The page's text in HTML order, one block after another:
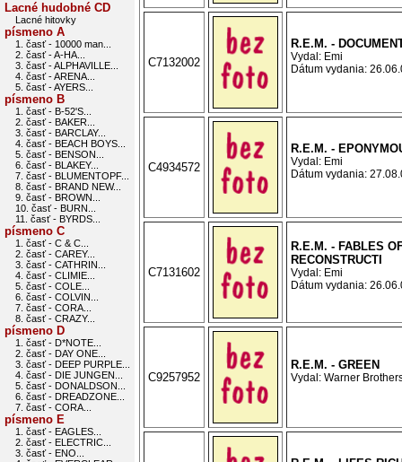
Lacné hudobné CD
Lacné hitovky
písmeno A
1. časť - 10000 man...
2. časť - A-HA...
3. časť - ALPHAVILLE...
4. časť - ARENA...
5. časť - AYERS...
písmeno B
1. časť - B-52'S...
2. časť - BAKER...
3. časť - BARCLAY...
4. časť - BEACH BOYS...
5. časť - BENSON...
6. časť - BLAKEY...
7. časť - BLUMENTOPF...
8. časť - BRAND NEW...
9. časť - BROWN...
10. časť - BURN...
11. časť - BYRDS...
písmeno C
1. časť - C & C...
2. časť - CAREY...
3. časť - CATHRIN...
4. časť - CLIMIE...
5. časť - COLE...
6. časť - COLVIN...
7. časť - CORA...
8. časť - CRAZY...
písmeno D
1. časť - D*NOTE...
2. časť - DAY ONE...
3. časť - DEEP PURPLE...
4. časť - DIE JUNGEN...
5. časť - DONALDSON...
6. časť - DREADZONE...
7. časť - CORA...
písmeno E
1. časť - EAGLES...
2. časť - ELECTRIC...
3. časť - ENO...
C7132002
R.E.M. -
Vydal: Emi
Dátum vydania:
C4934572
R.E.M. -
Vydal: Emi
Dátum vydania:
C7131602
R.E.M. - FABLES
RECONSTRUCTI
Vydal: Emi
Dátum vydania:
C9257952
R.E.M. - GREEN
Vydal: Warner